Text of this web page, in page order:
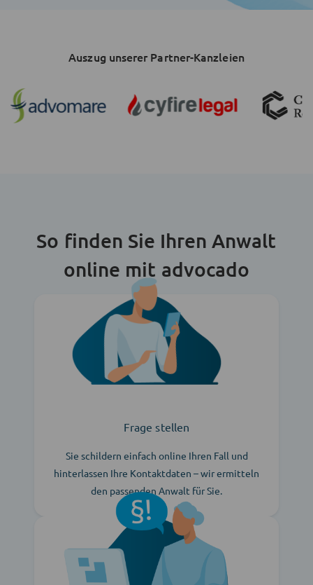
Auszug unserer Partner-Kanzleien
So finden Sie Ihren Anwalt
online mit advocado
Frage stellen
Sie schildern einfach online Ihren Fall und
hinterlassen Ihre Kontaktdaten – wir ermitteln
den passenden Anwalt für Sie.